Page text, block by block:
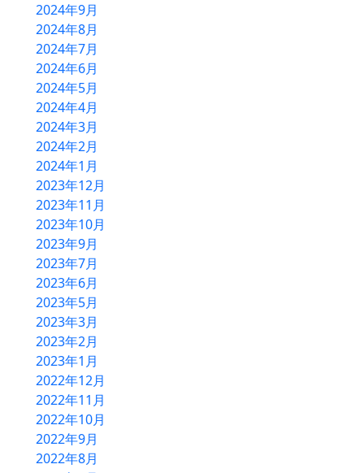
ふるさと木の家
アクセス
2024年9月
2024年8月
2024年7月
2024年6月
2024年5月
2024年4月
2024年3月
2024年2月
2024年1月
2023年12月
2023年11月
2023年10月
2023年9月
2023年7月
2023年6月
2023年5月
2023年3月
2023年2月
2023年1月
2022年12月
2022年11月
2022年10月
2022年9月
2022年8月